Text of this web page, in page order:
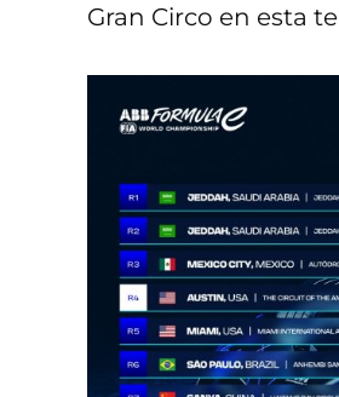
Gran Circo en esta